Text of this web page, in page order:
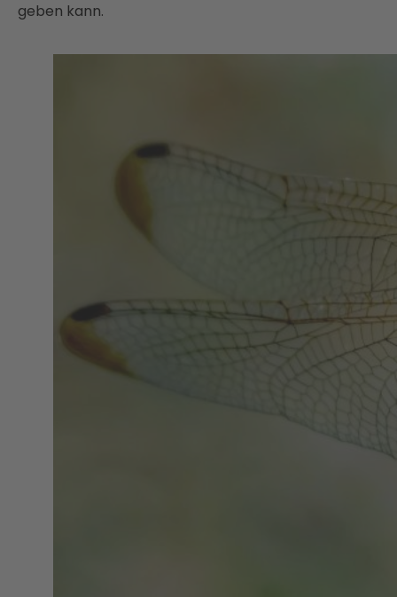
geben kann.